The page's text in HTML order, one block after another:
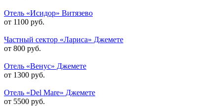
Отель «Исидор» Витязево
от 1100 руб.
Частный сектор «Лариса» Джемете
от 800 руб.
Отель «Венус» Джемете
от 1300 руб.
Отель «Del Mare» Джемете
от 5500 руб.